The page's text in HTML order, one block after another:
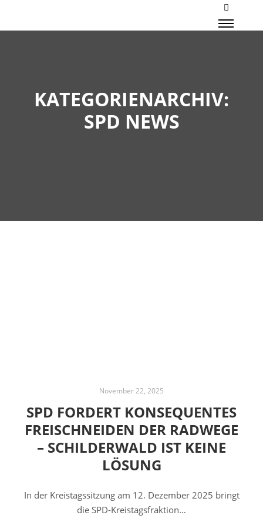
Mehr
KATEGORIENARCHIV:
SPD NEWS
November 22, 2025
SPD FORDERT KONSEQUENTES
FREISCHNEIDEN DER RADWEGE
– SCHILDERWALD IST KEINE
LÖSUNG
In der Kreistagssitzung am 12. Dezember 2025 bringt
die SPD-Kreistagsfraktion…